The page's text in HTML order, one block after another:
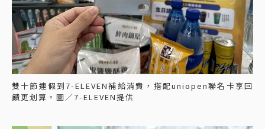
雙十節連假到7-ELEVEN補給消費，搭配uniopen聯名卡享回
饋更划算。圖／7-ELEVEN提供